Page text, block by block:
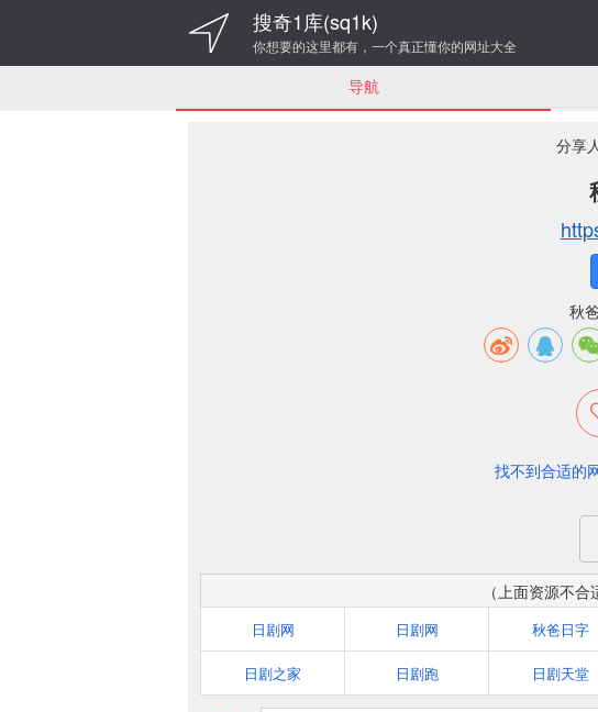
搜奇1库(sq1k)
你想要的这里都有，一个真正懂你的网址大全
导航
分享
秋
找不到合适的
（上面资源不
日剧网 日剧网 秋爸日字
日剧之家 日剧跑 日剧天堂